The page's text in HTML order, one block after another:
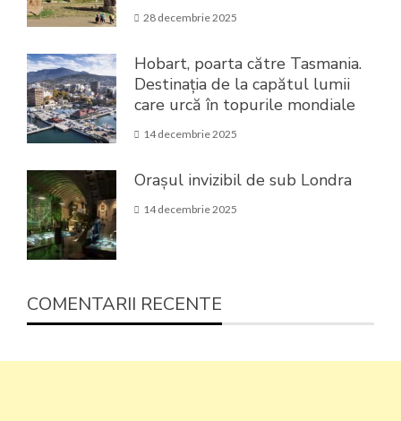
28 decembrie 2025
Hobart, poarta către Tasmania.
Destinația de la capătul lumii
care urcă în topurile mondiale
14 decembrie 2025
Orașul invizibil de sub Londra
14 decembrie 2025
COMENTARII RECENTE